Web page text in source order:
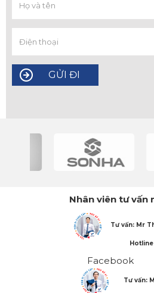
Nhân viên tư vấn
Tư vấn: Mr
Hotline
Facebook
Tư vấn: